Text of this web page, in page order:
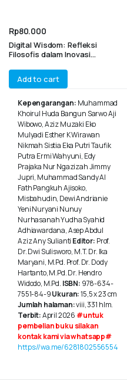
Rp80.000
Digital Wisdom: Refleksi
Filosofis dalam Inovasi
Add to cart
Kepengarangan: Muhammad
Khoirul Huda Bangun Sarwo Aji
Wibowo, Aziz Muzaki Eko
Mulyadi Esther K Wirawan
Nikmah Sistia Eka Putri Taufik
Putra Ermi Wahyuni, Edy
Prajaka Nur Ngazizah Jimmy
Jupri, Muhammad Sandy Al
Fath Pangkuh Ajisoko,
Misbahudin, Dewi Andrianie
Yeni Nuryani Nunuy
Nurhasanah Yudha Syahid
Adhiawardana, Asep Abdul
Aziz Any Sulianti Editor: Prof.
Dr. Dwi Sulisworo, M.T. Dr. Ika
Maryani, M.Pd. Prof. Dr. Dody
Hartanto, M.Pd. Dr. Hendro
Widodo, M.Pd. ISBN: 978-634-
7551-84-9Ukuran:15,5 x 23 cm
Jumlah halaman:viii, 331 hlm.
Terbit:April 2026 #untuk
pembelian buku silakan
kontak kami via whatsapp#
https://wa.me/6281802556554